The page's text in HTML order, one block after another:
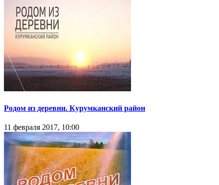
Родом из деревни. Курумканский район
11 февраля 2017, 10:00